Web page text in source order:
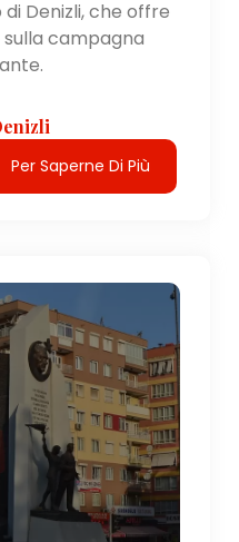
Denizli, che offre
campagna
Per Saperne Di Più